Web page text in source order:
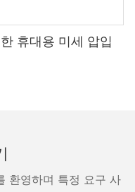
휴대용 미세 압입
환영하며 특정 요구 사